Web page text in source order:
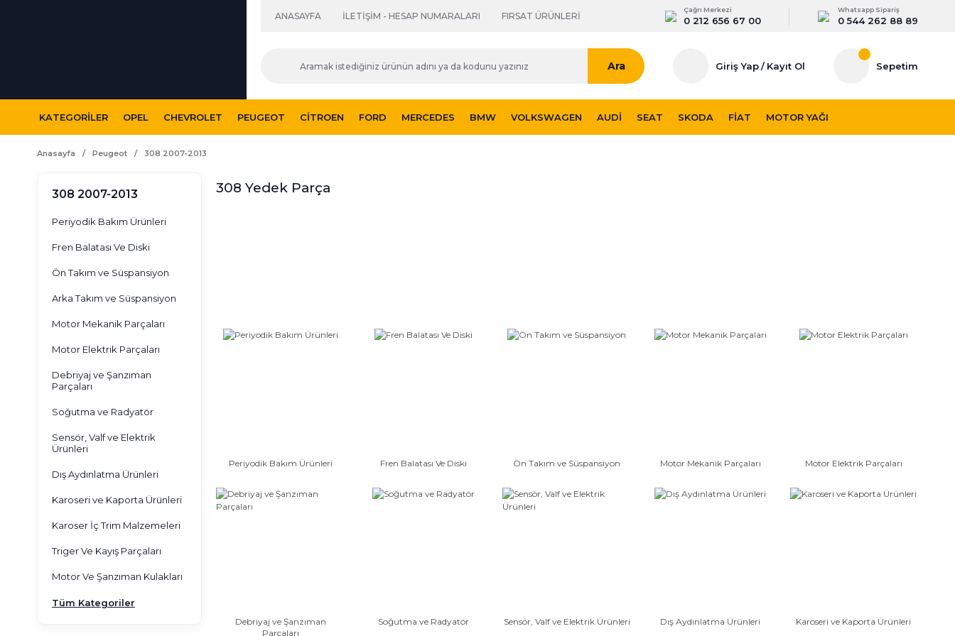
ANASAYFA İLETİŞİM - HESAP NUMARALARI FIRSAT ÜRÜNLERİ
Çağrı Merkezi
0 212 656 67 00
Whatsapp Sipariş
0 544 262 88 89
Ara Giriş Yap/ Kayıt Ol Sepetim
KATEGORILER OPEL CHEVROLET PEUGEOT CITROEN FORD MERCEDES BMW VOLKSWAGEN AUDI SEAT SKODA FIAT MOTOR YAĞI
Anasayfa Peugeot 308 2007-2013
308 2007-2013
Periyodik Bakım Ürünleri
Fren Balatası Ve Diski
Ön Takım ve Süspansiyon
Arka Takım ve Süspansiyon
Motor Mekanik Parçaları
Motor Elektrik Parçaları
Debriyaj ve Şanzıman
Parçaları
Soğutma ve Radyatör
Sensör, Valf ve Elektrik
Ürünleri
Dış Aydınlatma Ürünleri
Karoseri ve Kaporta Ürünleri
Karoser İç Trim Malzemeleri
Triger Ve Kayış Parçaları
Motor Ve Şanzıman Kulakları
Tüm Kategoriler
308 Yedek Parça
Periyodik Bakım Ürünleri Fren Balatası Ve Diski Ön Takım ve Süspansiyon Motor Mekanik Parçaları Motor Elektrik Parçaları
Debriyaj ve Şanzıman
Parçaları
Soğutma ve Radyatör Sensör, Valf ve Elektrik Ürünleri Dış Aydınlatma Ürünleri Karoseri ve Kaporta Ürünleri